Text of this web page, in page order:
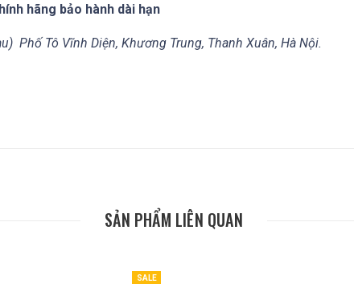
hãng bảo hành dài hạn
Phố Tô Vĩnh Diện, Khương Trung, Thanh Xuân, Hà Nội.
SẢN PHẨM LIÊN QUAN
SALE